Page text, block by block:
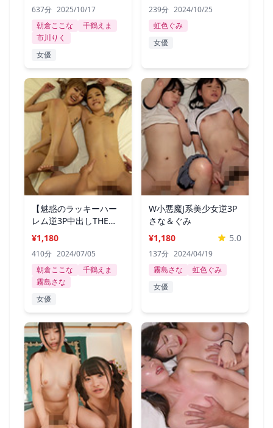
637分 2025/10/17
朝倉ここな
千鶴えま
市川りく
女優
239分 2024/10/25
虹色ぐみ
女優
【魅惑のラッキーハー
レム逆3P中出しTHE
BEST】
¥1,180
410分 2024/07/05
朝倉ここな
千鶴えま
霧島さな
女優
W小悪魔J系美少女逆3P
さな＆ぐみ
¥1,180
5.0
137分 2024/04/19
霧島さな
虹色ぐみ
女優